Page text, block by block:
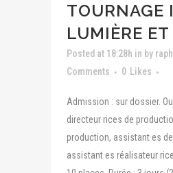
TOURNAGE
LUMIÈRE ET
Posted at 18:28h in by
Comments
0 Likes
Admission : sur dossier.
directeur·rices de
production, assistant·es
assistant·es